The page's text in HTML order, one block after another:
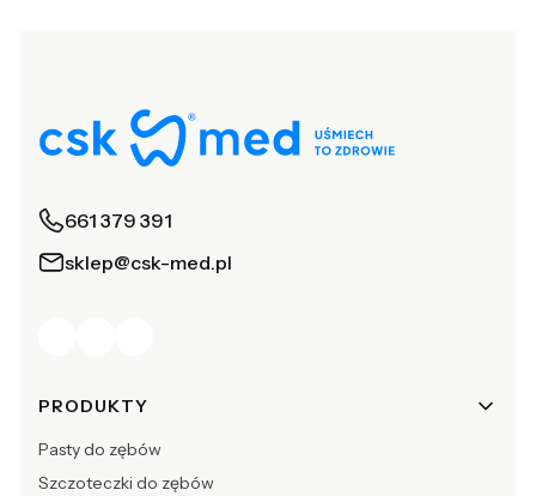
661 379 391
sklep@csk-med.pl
Linki w stopce
PRODUKTY
Pasty do zębów
Szczoteczki do zębów